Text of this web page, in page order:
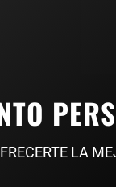
LA